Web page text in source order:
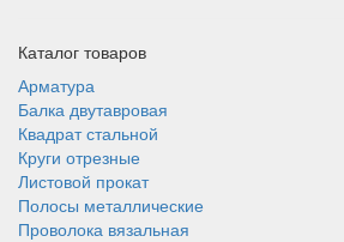
Каталог товаров
Арматура
Балка двутавровая
Квадрат стальной
Круги отрезные
Листовой прокат
Полосы металлические
Проволока вязальная